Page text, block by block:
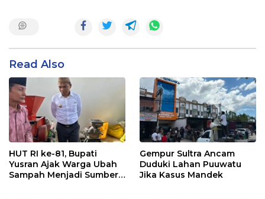
Read Also
HUT RI ke-81, Bupati
Yusran Ajak Warga Ubah
Sampah Menjadi Sumber
Gempur Sultra Ancam
Duduki Lahan Puuwatu
Jika Kasus Mandek